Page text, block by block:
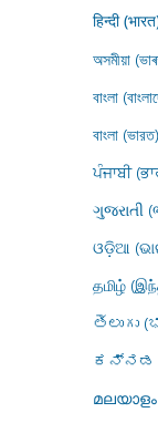
हिन्दी
অসমীয়া
বাংলা
বাংলা (ভারত)
ਪੰਜਾਬੀ
ગુજરાતી
ଓଡ଼ିଆ
தமிழ்
తెలుగు
ಕನ್ನಡ